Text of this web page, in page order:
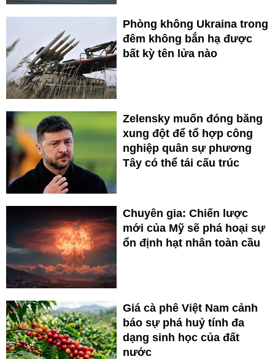
Phòng không Ukraina trong
đêm không bắn hạ được
bất kỳ tên lửa nào
Zelensky muốn đóng băng
xung đột để tổ hợp công
nghiệp quân sự phương
Tây có thể tái cấu trúc
Chuyên gia: Chiến lược
mới của Mỹ sẽ phá hoại sự
ổn định hạt nhân toàn cầu
Giá cà phê Việt Nam cảnh
báo sự phá huỷ tính đa
dạng sinh học của đất
nước